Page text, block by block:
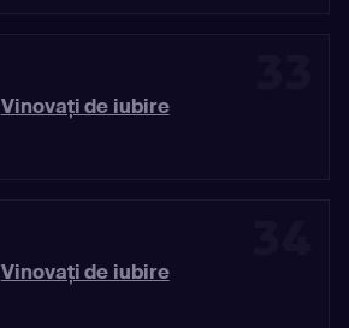
Vinovaţi de iubire
Vinovaţi de iubire